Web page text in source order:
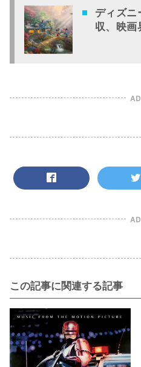
ディズ
収、映画
AD
AD
この記事に関連する記事